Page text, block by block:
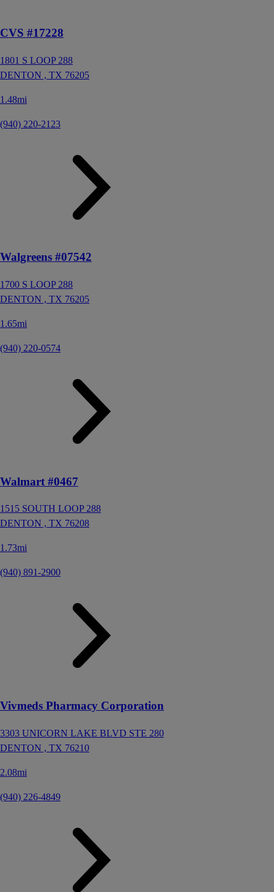
CVS #17228
1801 S LOOP 288
DENTON , TX 76205
1.48mi
(940) 220-2123
Walgreens #07542
1700 S LOOP 288
DENTON , TX 76205
1.65mi
(940) 220-0574
Walmart #0467
1515 SOUTH LOOP 288
DENTON , TX 76208
1.73mi
(940) 891-2900
Vivmeds Pharmacy Corporation
3303 UNICORN LAKE BLVD STE 280
DENTON , TX 76210
2.08mi
(940) 226-4849